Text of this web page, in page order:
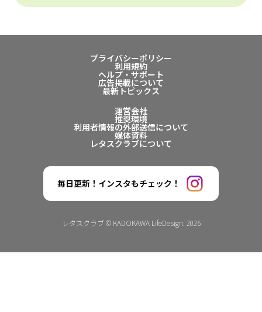
プライバシーポリシー
利用規約
ヘルプ・サポート
広告掲載について
最新トピックス
運営会社
推奨環境
利用者情報の外部送信について
媒体資料
レタスクラブについて
毎日更新！インスタもチェック！
レタスクラブ © KADOKAWA LifeDesign. 2026